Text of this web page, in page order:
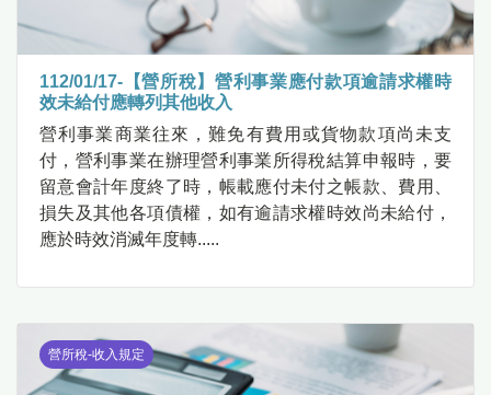
112/01/17-【營所稅】營利事業應付款項逾請求權時
效未給付應轉列其他收入
營利事業商業往來，難免有費用或貨物款項尚未支
付，營利事業在辦理營利事業所得稅結算申報時，要
留意會計年度終了時，帳載應付未付之帳款、費用、
損失及其他各項債權，如有逾請求權時效尚未給付，
應於時效消滅年度轉.....
營所稅-收入規定